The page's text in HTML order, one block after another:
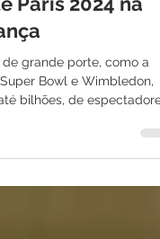
Jogos
Paris 2024 na
de grande porte, como a
bilhões, de